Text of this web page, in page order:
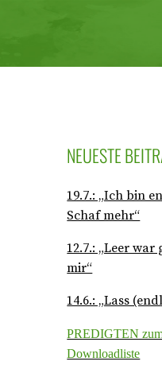
NEUESTE
19.7.: „Ich bin
Schaf mehr“
12.7.: „Leer
mir“
14.6.: „Lass
PREDIGTEN
Downloadliste